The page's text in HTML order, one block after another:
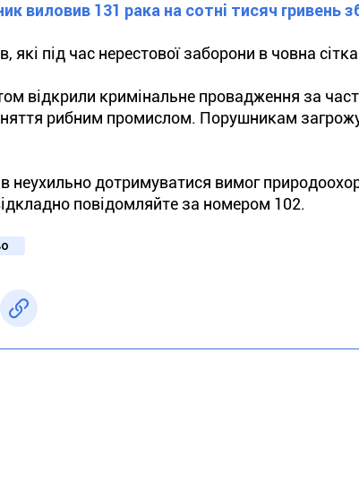
виловив 131 рака на сотні тисяч гривень
які під час нерестової заборони в човна
відкрили кримінальне провадження за
рибним промислом. Порушникам
неухильно дотримуватися вимог
повідомляйте за номером 102.